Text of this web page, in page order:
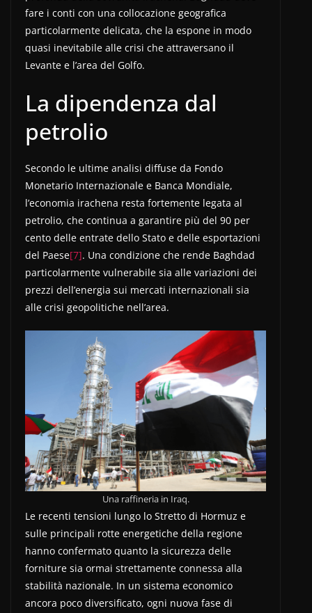
fare i conti con una collocazione geografica
particolarmente delicata, che la espone in modo
quasi inevitabile alle crisi che attraversano il
Levante e l’area del Golfo.
La dipendenza dal
petrolio
Secondo le ultime analisi diffuse da Fondo
Monetario Internazionale e Banca Mondiale,
l’economia irachena resta fortemente legata al
petrolio, che continua a garantire più del 90 per
cento delle entrate dello Stato e delle esportazioni
del Paese[7]. Una condizione che rende Baghdad
particolarmente vulnerabile sia alle variazioni dei
prezzi dell’energia sui mercati internazionali sia
alle crisi geopolitiche nell’area.
Una raffineria in Iraq.
Le recenti tensioni lungo lo Stretto di Hormuz e
sulle principali rotte energetiche della regione
hanno confermato quanto la sicurezza delle
forniture sia ormai strettamente connessa alla
stabilità nazionale. In un sistema economico
ancora poco diversificato, ogni nuova fase di